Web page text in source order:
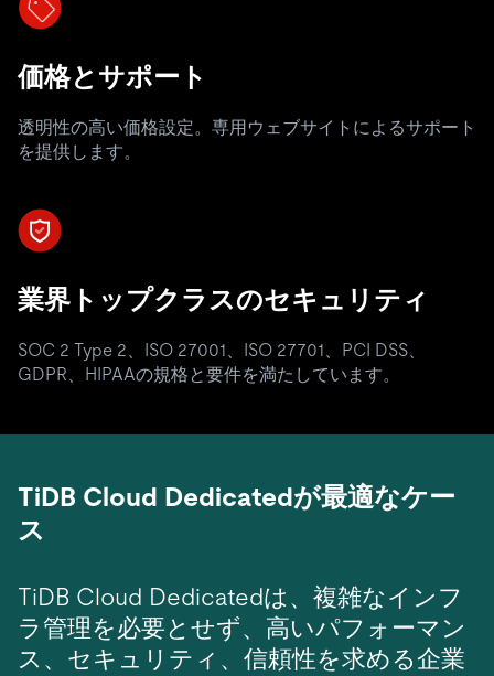
価格とサポート
透明性の高い価格設定。専用ウェブサイトによるサポート
を提供します。
業界トップクラスのセキュリティ
SOC 2 Type 2、ISO 27001、ISO 27701、PCI DSS、
GDPR、HIPAAの規格と要件を満たしています。
TiDB Cloud Dedicatedが最適なケー
ス
TiDB Cloud Dedicatedは、複雑なインフ
ラ管理を必要とせず、高いパフォーマン
ス、セキュリティ、信頼性を求める企業